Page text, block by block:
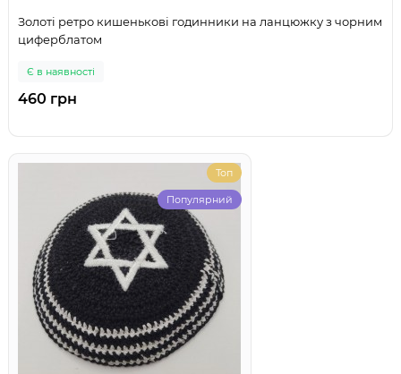
Золоті ретро кишенькові годинники на ланцюжку з чорним
циферблатом
Є в наявності
460 грн
Топ
Популярний